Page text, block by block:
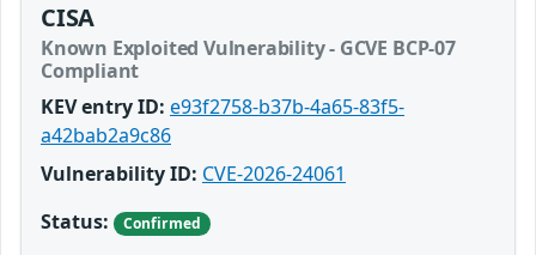
CISA
Known Exploited Vulnerability - GCVE BCP-07
Compliant
KEV entry ID: e93f2758-b37b-4a65-83f5-
a42bab2a9c86
Vulnerability ID: CVE-2026-24061
Status:
Confirmed